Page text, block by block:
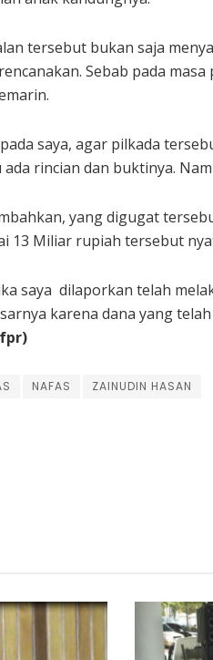
tersebut bukan saja
Sebab pada
saya, agar pilkada
rincian dan buktinya.
yang digugat
13 Miliar rupiah tersebut
saya dilaporkan telah
karena dana yang
NAFAS ZAINUDIN HASAN